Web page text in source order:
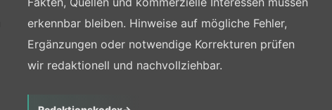
erkennbar bleiben. Hinweise auf mögliche Fehler,
Ergänzungen oder notwendige Korrekturen prüfen
wir redaktionell und nachvollziehbar.